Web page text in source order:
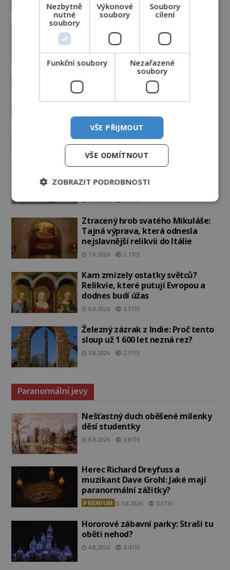
Američané v obležení UFO?
Nad australským městem
„tančila“ záhadná světla
PREMIUM 4.7.2026 3.4TIS
Záhady historie
Ayia Napa: Kyperské vodní
povahou
7.8.2026 4.7TIS
Ztracený hrob svatého Mikuláše:
Tajná výprava, která odnesla
nejslavnější relikvii do Itálie
7.8.2026 2.1TIS
Kam zmizely ostatky světců?
Relikvie, které putují Evropou a
dodnes budí úžas
6.8.2026 2.9TIS
Železný zázrak z Indie: Proč tento
sloup už 1 600 let nezná rez?
5.8.2026 2.9TIS
Paranormální jevy
Nešťastný duch oběšené milenky
děsí studentky
8.8.2026 3.8TIS
Herec Richard Dreyfuss a
muzikant Dave Grohl: Jaké mají
paranormální zážitky?
PREMIUM 5.8.2026 3.0TIS
Hororové zábavní parky: Straší tu
oběti nehod?
4.8.2026 3.4TIS
Nezbytně
nutné
soubory
Výkonové
soubory
Soubory
cílení
Funkční soubory
Nezařazené
soubory
VŠE PŘIJMOUT
VŠE ODMÍTNOUT
ZOBRAZIT PODROBNOSTI